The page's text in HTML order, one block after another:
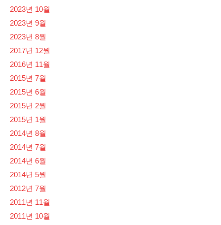
2023년 10월
2023년 9월
2023년 8월
2017년 12월
2016년 11월
2015년 7월
2015년 6월
2015년 2월
2015년 1월
2014년 8월
2014년 7월
2014년 6월
2014년 5월
2012년 7월
2011년 11월
2011년 10월